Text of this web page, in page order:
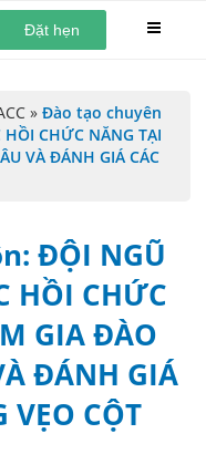
Đặt hẹn
» Đào tạo chuyên
CHỨC NĂNG TẠI
VÀ ĐÁNH GIÁ CÁC
ĐỘI NGŨ
HỒI CHỨC
GIA ĐÀO
ĐÁNH GIÁ
VẸO CỘT